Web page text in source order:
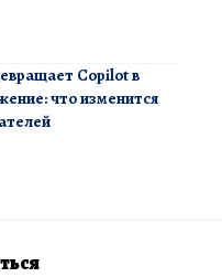
Copilot в
что изменится